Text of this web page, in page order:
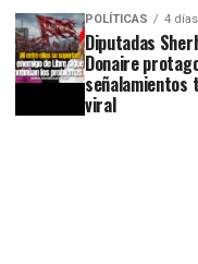
POLÍTICAS 4
Diputadas
Donaire
señalamientos
viral